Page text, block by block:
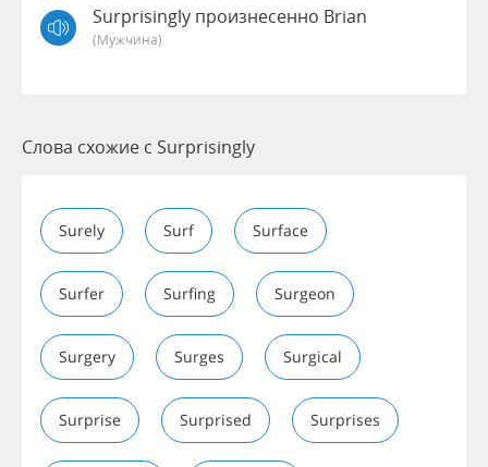
Surprisingly произнесенно Brian
(мужчина)
Слова схожие с Surprisingly
Surely Surf Surface
Surfer Surfing Surgeon
Surgery Surges Surgical
Surprise Surprised Surprises